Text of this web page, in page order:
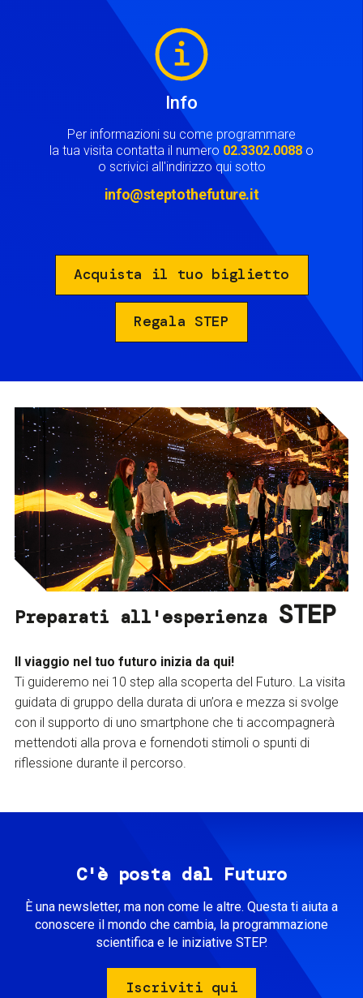
Info
Per informazioni su come programmare
la tua visita contatta il numero 02.3302.0088 o
o scrivici all'indirizzo qui sotto
info@steptothefuture.it
Acquista il tuo biglietto
Regala STEP
Preparati all'esperienza STEP
Il viaggio nel tuo futuro inizia da qui!
Ti guideremo nei 10 step alla scoperta del Futuro. La visita
guidata di gruppo della durata di un’ora e mezza si svolge
con il supporto di uno smartphone che ti accompagnerà
mettendoti alla prova e fornendoti stimoli o spunti di
riflessione durante il percorso.
C'è posta dal Futuro
È una newsletter, ma non come le altre. Questa ti aiuta a
conoscere il mondo che cambia, la programmazione
scientifica e le iniziative STEP.
Iscriviti qui